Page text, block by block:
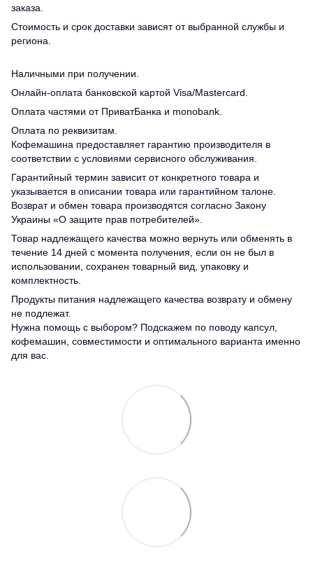
заказа.
Стоимость и срок доставки зависят от выбранной службы и
региона.
Наличными при получении.
Онлайн-оплата банковской картой Visa/Mastercard.
Оплата частями от ПриватБанка и monobank.
Оплата по реквизитам.
Кофемашина предоставляет гарантию производителя в
соответствии с условиями сервисного обслуживания.
Гарантийный термин зависит от конкретного товара и
указывается в описании товара или гарантийном талоне.
Возврат и обмен товара производятся согласно Закону
Украины «О защите прав потребителей».
Товар надлежащего качества можно вернуть или обменять в
течение 14 дней с момента получения, если он не был в
использовании, сохранен товарный вид, упаковку и
комплектность.
Продукты питания надлежащего качества возврату и обмену
не подлежат.
Нужна помощь с выбором? Подскажем по поводу капсул,
кофемашин, совместимости и оптимального варианта именно
для вас.